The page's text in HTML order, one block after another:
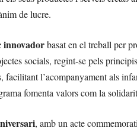
de lucre.
innovadorbasat en el treball per
socials, regint-se pels
facilitant l’acompanyament als
fomenta valors com la
, amb un acte